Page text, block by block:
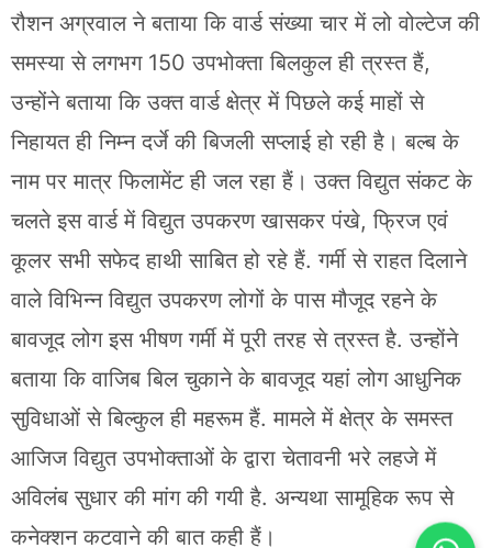
रौशन अग्रवाल ने बताया कि वार्ड संख्या चार में लो वोल्टेज की
समस्या से लगभग 150 उपभोक्ता बिलकुल ही त्रस्त हैं,
उन्होंने बताया कि उक्त वार्ड क्षेत्र में पिछले कई माहों से
निहायत ही निम्न दर्जे की बिजली सप्लाई हो रही है। बल्ब के
नाम पर मात्र फिलामेंट ही जल रहा हैं। उक्त विद्युत संकट के
चलते इस वार्ड में विद्युत उपकरण खासकर पंखे, फ्रिज एवं
कूलर सभी सफेद हाथी साबित हो रहे हैं. गर्मी से राहत दिलाने
वाले विभिन्न विद्युत उपकरण लोगों के पास मौजूद रहने के
बावजूद लोग इस भीषण गर्मी में पूरी तरह से त्रस्त है. उन्होंने
बताया कि वाजिब बिल चुकाने के बावजूद यहां लोग आधुनिक
सुविधाओं से बिल्कुल ही महरूम हैं. मामले में क्षेत्र के समस्त
आजिज विद्युत उपभोक्ताओं के द्वारा चेतावनी भरे लहजे में
अविलंब सुधार की मांग की गयी है. अन्यथा सामूहिक रूप से
कनेक्शन कटवाने की बात कही हैं।